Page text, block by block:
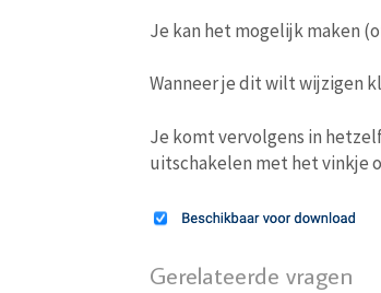
Je kan het mogelijk maken
Wanneer je dit wilt wijzigen
Je komt vervolgens in
uitschakelen met het vinkje
Gerelateerde vragen